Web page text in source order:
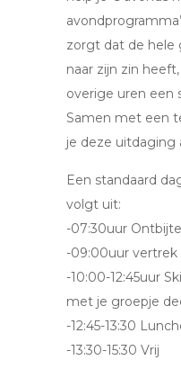
zorgt dat de hele
naar zijn zin
overige uren een
Samen met een
je deze uitdaging
Een standaard
volgt uit:
-07:30uur
-09:00uur vertrek
-10:00-12:45uur
met je groepje
-12:45-13:30
-13:30-15:30 Vrij